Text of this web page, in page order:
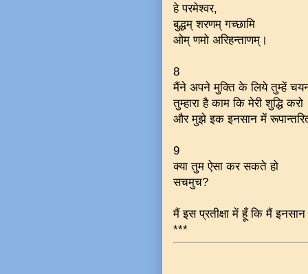
हे परमेश्वर,
बुद्धम् शरणम् गच्छामि
ओम् णमो अरिहन्ताणम्।
8
मैंने अपने मुक्ति के लिये तुम्हें
तुम्हारा है काम कि मेरी शुद्धि करो
और मुझे इक इनसान में
9
क्या तुम ऐसा कर सकते हो
सचमुच?
मैं इस प्रतीक्षा में हूँ कि मैं
***